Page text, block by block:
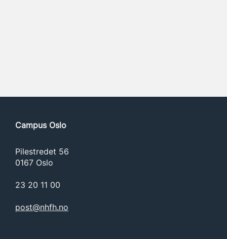
Campus Oslo
Pilestredet 56
0167 Oslo
23 20 11 00
post@nhfh.no